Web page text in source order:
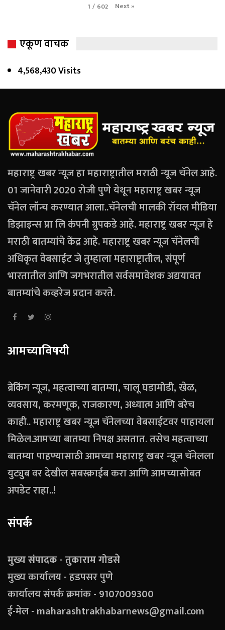
1 / 602 Next»
एकूण वाचक
4,568,430 Visits
महाराष्ट्र खबर न्यूज हा महाराष्ट्रातील मराठी न्यूज चॅनेल आहे.
01 जानेवारी 2020 रोजी पुणे येथून महाराष्ट्र खबर न्यूज
चॅनेल लॉन्च करण्यात आला..चॅनेलची मालकी रॉयल मीडिया
डिझाइन्स प्रा लि कंपनी ग्रुपकडे आहे. महाराष्ट्र खबर न्यूज हे
मराठी बातम्यांचे केंद्र आहे. महाराष्ट्र खबर न्यूज चॅनेलची
अधिकृत वेबसाईट जे तुम्हाला महाराष्ट्रातील, संपूर्ण
भारतातील आणि जगभरातील सर्वसमावेशक अद्ययावत
बातम्यांचे कव्हरेज प्रदान करते.
आमच्याविषयी
ब्रेकिंग न्यूज, महत्वाच्या बातम्या, चालू घडामोडी, खेळ,
व्यवसाय, करमणूक, राजकारण, अध्यात्म आणि बरेच
काही.. महाराष्ट्र खबर न्यूज चॅनेलच्या वेबसाईटवर पाहायला
मिळेल.आमच्या बातम्या निपक्ष असतात. तसेच महत्वाच्या
बातम्या पाहण्यासाठी आमच्या महाराष्ट्र खबर न्यूज चॅनेलला
युट्युब वर देखील सबस्क्राईब करा आणि आमच्यासोबत
अपडेट राहा..!
संपर्क
मुख्य संपादक - तुकाराम गोडसे
मुख्य कार्यालय - हडपसर पुणे
कार्यालय संपर्क क्रमांक - 9107009300
ई-मेल - maharashtrakhabarnews@gmail.com